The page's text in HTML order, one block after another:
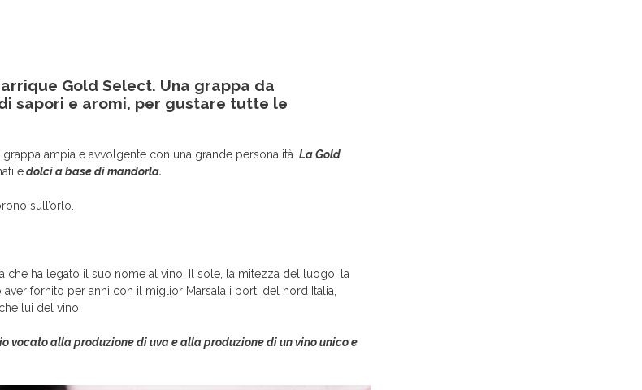
Gold Select. Una grappa da
sapori e aromi, per gustare tutte le
ampia e avvolgente con una grande personalità. La Gold
edolci a base di mandorla.
sull’orlo.
che ha legato il suo nome al vino. Il sole, la mitezza del luogo, la
aver fornito per anni con il miglior Marsala i porti del nord Italia,
lui del vino.
vocato alla produzione di uva e alla produzione di un vino unico e